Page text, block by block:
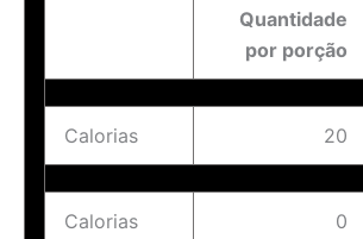
Quantidade
por porção
Calorias 20
Calorias
0